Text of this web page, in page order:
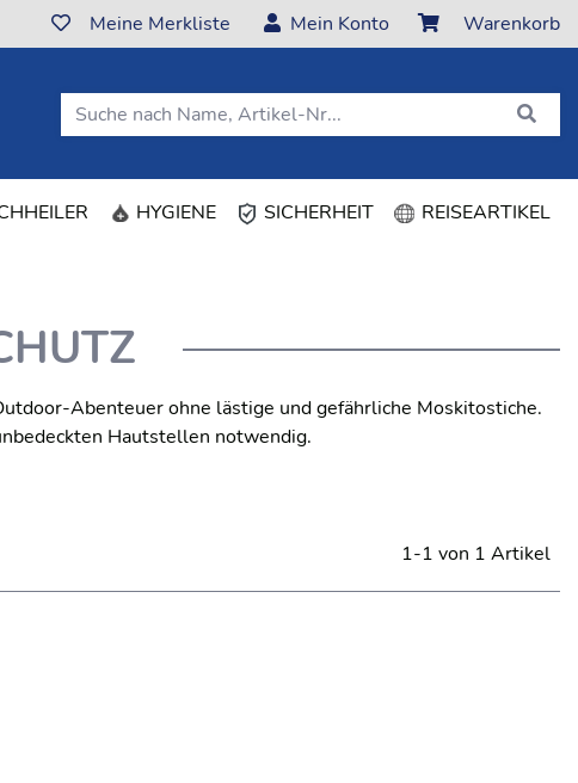
Meine Merkliste Mein Konto Warenkorb
HYGIENE SICHERHEIT REISEARTIKEL
Abenteuer ohne lästige und gefährliche Moskitostiche.
Hautstellen notwendig.
1-1 von 1 Artikel